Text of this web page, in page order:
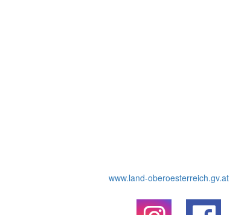
www.land-oberoesterreich.gv.at